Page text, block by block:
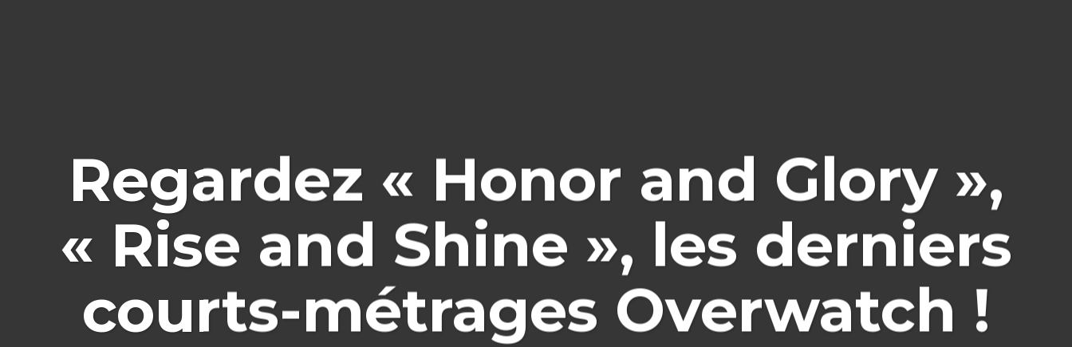
Regardez « Honor and Glory »,
« Rise and Shine », les derniers
courts-métrages Overwatch !